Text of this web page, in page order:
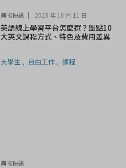
購物快訊 2023 年 10 月 11 日
英語線上學習平台怎麼選？盤點10
大英文課程方式、特色及費用差異
大學生 自由工作 課程
購物快訊